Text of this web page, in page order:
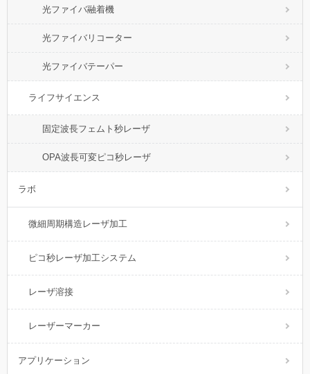
光ファイバ融着機
光ファイバリコーター
光ファイバテーパー
ライフサイエンス
固定波長フェムト秒レーザ
OPA波長可変ピコ秒レーザ
ラボ
微細周期構造レーザ加工
ピコ秒レーザ加工システム
レーザ溶接
レーザーマーカー
アプリケーション